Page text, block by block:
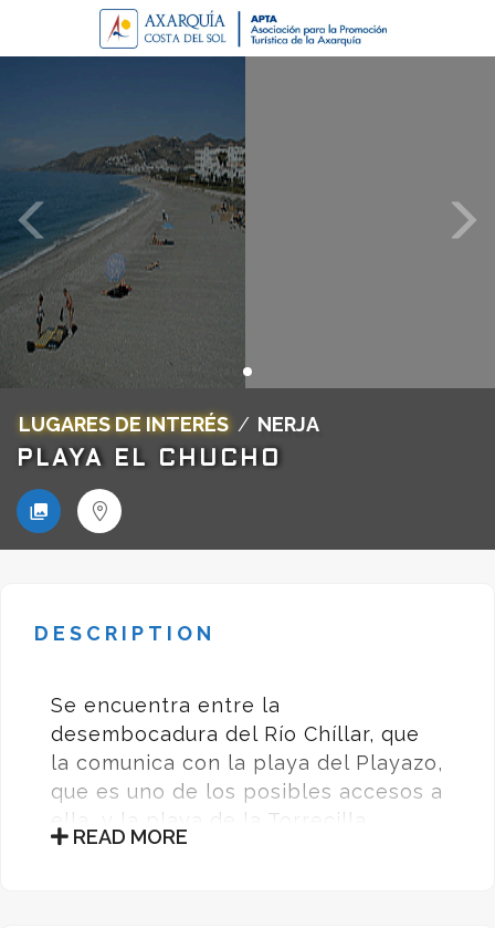
LUGARES DE INTERÉS / NERJA
PLAYA EL CHUCHO
DESCRIPTION
Se encuentra entre la
desembocadura del Río Chíllar, que
la comunica con la playa del Playazo,
que es uno de los posibles accesos a
ella, y la playa de la Torrecilla.
READ MORE